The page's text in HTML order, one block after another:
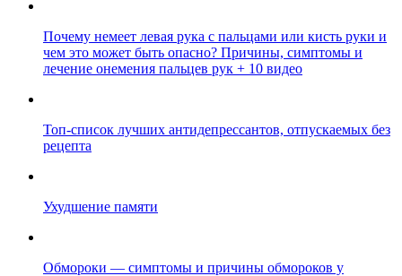
Почему немеет левая рука с пальцами или кисть руки и
чем это может быть опасно? Причины, симптомы и
лечение онемения пальцев рук + 10 видео
Топ-список лучших антидепрессантов, отпускаемых без
рецепта
Ухудшение памяти
Обмороки — симптомы и причины обмороков у